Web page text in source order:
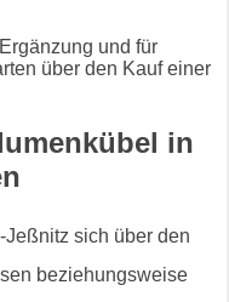
und für
über den Kauf einer
in
sich über den
beziehungsweise